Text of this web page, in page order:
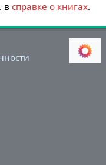
в справке о книгах.